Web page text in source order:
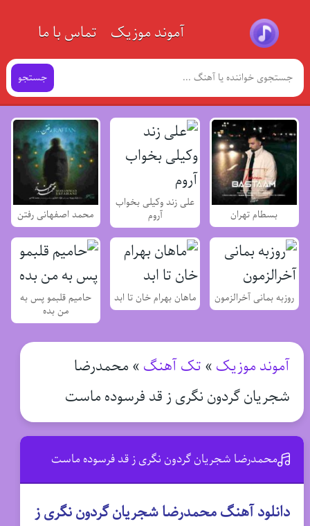
آموند موزیک تماس با ما
جستجو
بسطام تهران
علی زند وکیلی بخواب
آروم
محمد اصفهانی رفتن
روزبه بمانی آخرالزمون ماهان بهرام خان تا ابد
حامیم قلبمو پس به
من بده
آموند موزیک » تک آهنگ » محمدرضا
شجریان گردون نگری ز قد فرسوده ماست
محمدرضا شجریان گردون نگری ز قد فرسوده ماست
دانلود آهنگ محمدرضا شجریان گردون نگری ز